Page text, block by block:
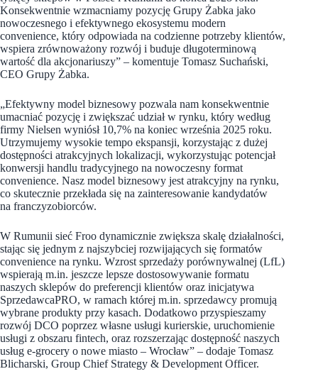
Konsekwentnie wzmacniamy pozycję Grupy Żabka jako
nowoczesnego i efektywnego ekosystemu modern
convenience, który odpowiada na codzienne potrzeby klientów,
wspiera zrównoważony rozwój i buduje długoterminową
wartość dla akcjonariuszy” – komentuje Tomasz Suchański,
CEO Grupy Żabka.
„Efektywny model biznesowy pozwala nam konsekwentnie
umacniać pozycję i zwiększać udział w rynku, który według
firmy Nielsen wyniósł 10,7% na koniec września 2025 roku.
Utrzymujemy wysokie tempo ekspansji, korzystając z dużej
dostępności atrakcyjnych lokalizacji, wykorzystując potencjał
konwersji handlu tradycyjnego na nowoczesny format
convenience. Nasz model biznesowy jest atrakcyjny na rynku,
co skutecznie przekłada się na zainteresowanie kandydatów
na franczyzobiorców.
W Rumunii sieć Froo dynamicznie zwiększa skalę działalności,
stając się jednym z najszybciej rozwijających się formatów
convenience na rynku. Wzrost sprzedaży porównywalnej (LfL)
wspierają m.in. jeszcze lepsze dostosowywanie formatu
naszych sklepów do preferencji klientów oraz inicjatywa
SprzedawcaPRO, w ramach której m.in. sprzedawcy promują
wybrane produkty przy kasach. Dodatkowo przyspieszamy
rozwój DCO poprzez własne usługi kurierskie, uruchomienie
usługi z obszaru fintech, oraz rozszerzając dostępność naszych
usług e-grocery o nowe miasto – Wrocław” – dodaje Tomasz
Blicharski, Group Chief Strategy & Development Officer.